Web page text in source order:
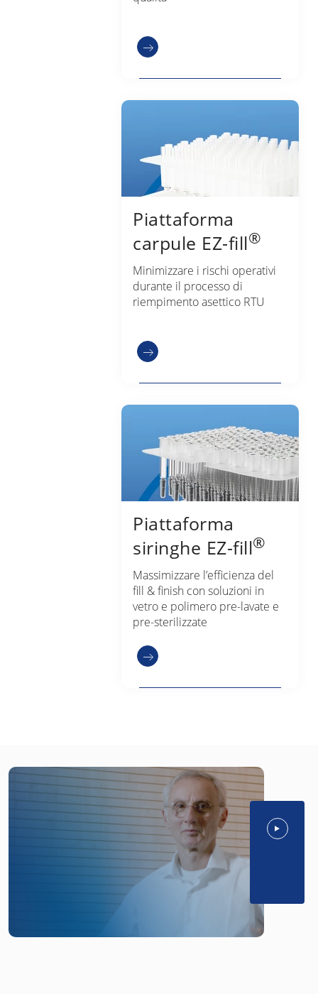
Piattaforma
carpule EZ-fill®
Minimizzare i rischi operativi
durante il processo di
riempimento asettico RTU
Piattaforma
siringhe EZ-fill®
Massimizzare l’efficienza del
fill & finish con soluzioni in
vetro e polimero pre-lavate e
pre-sterilizzate